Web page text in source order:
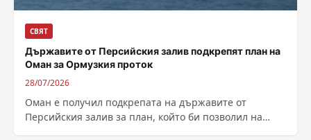
СВЯТ
Държавите от Персийския залив подкрепят план на
Оман за Ормузкия проток
28/07/2026
Оман е получил подкрепата на държавите от
Персийския залив за план, който би позволил на